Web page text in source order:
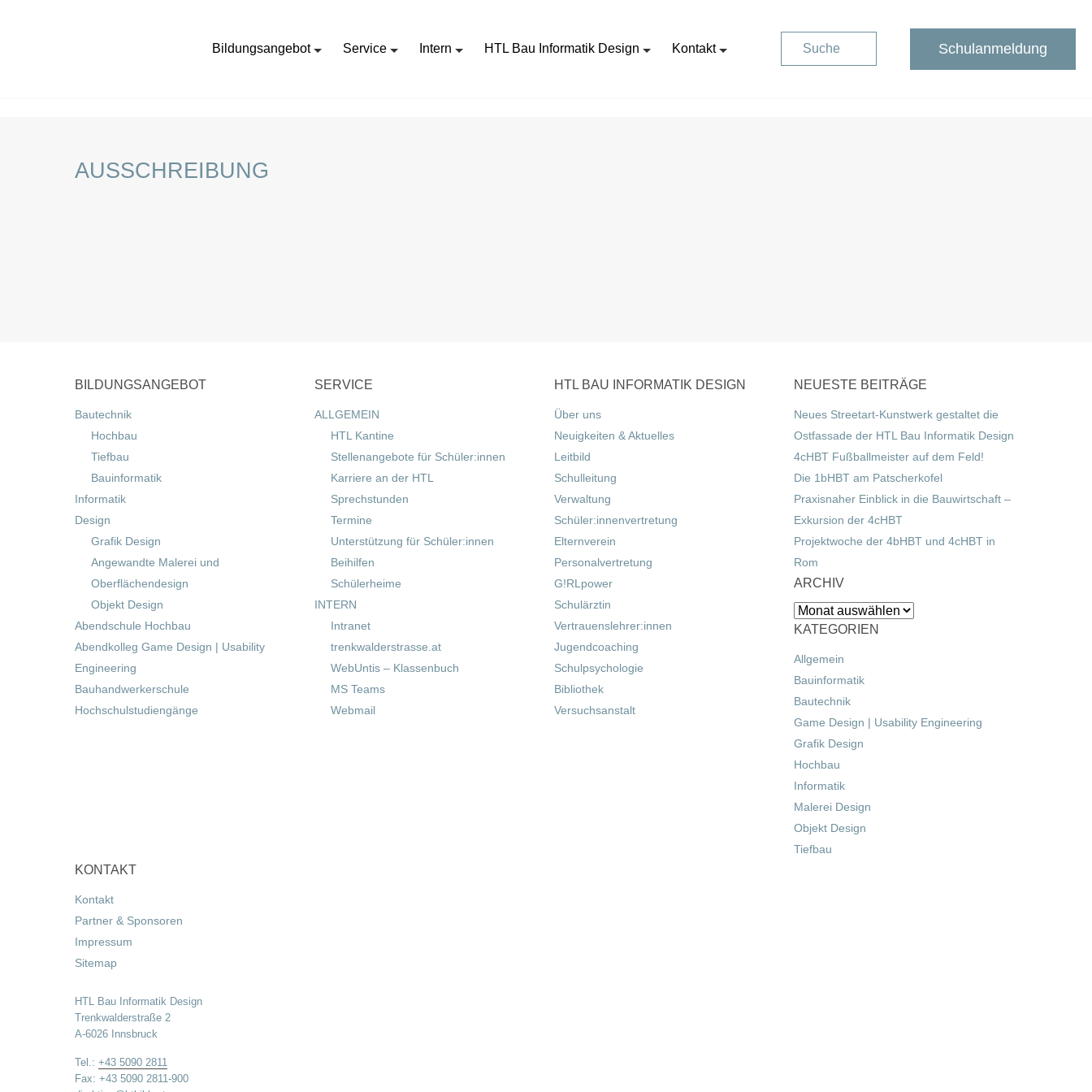
Bildungsangebot Service Intern HTL Bau Informatik Design Kontakt Suche Schulanmeldung
AUSSCHREIBUNG
BILDUNGSANGEBOT
Bautechnik
Hochbau
Tiefbau
Bauinformatik
Informatik
Design
Grafik Design
Angewandte Malerei und
Oberflächendesign
Objekt Design
Abendschule Hochbau
Abendkolleg Game Design | Usability
Engineering
Bauhandwerkerschule
Hochschulstudiengänge
SERVICE
ALLGEMEIN
HTL Kantine
Stellenangebote für Schüler:innen
Karriere an der HTL
Sprechstunden
Termine
Unterstützung für Schüler:innen
Beihilfen
Schülerheime
INTERN
Intranet
trenkwalderstrasse.at
WebUntis – Klassenbuch
MS Teams
Webmail
HTL BAU INFORMATIK DESIGN
Über uns
Neuigkeiten & Aktuelles
Leitbild
Schulleitung
Verwaltung
Schüler:innenvertretung
Elternverein
Personalvertretung
G!RLpower
Schulärztin
Vertrauenslehrer:innen
Jugendcoaching
Schulpsychologie
Bibliothek
Versuchsanstalt
NEUESTE BEITRÄGE
Neues Streetart-Kunstwerk gestaltet die
Ostfassade der HTL Bau Informatik Design
4cHBT Fußballmeister auf dem Feld!
Die 1bHBT am Patscherkofel
Praxisnaher Einblick in die Bauwirtschaft –
Exkursion der 4cHBT
Projektwoche der 4bHBT und 4cHBT in
Rom
ARCHIV
Archiv
KATEGORIEN
Allgemein
Bauinformatik
Bautechnik
Game Design | Usability Engineering
Grafik Design
Hochbau
Informatik
Malerei Design
Objekt Design
Tiefbau
KONTAKT
Kontakt
Partner & Sponsoren
Impressum
Sitemap
HTL Bau Informatik Design
Trenkwalderstraße 2
A-6026 Innsbruck
Tel.: +43 5090 2811
Fax: +43 5090 2811-900